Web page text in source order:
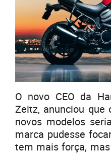
O novo CEO da
Zeitz, anunciou que
novos modelos
marca pudesse
tem mais força,